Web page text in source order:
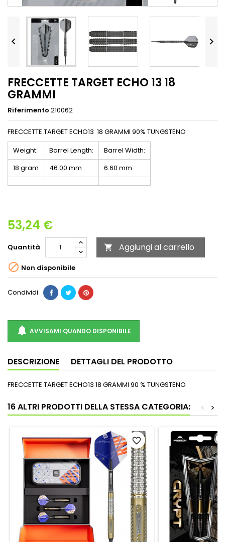
 
FRECCETTE TARGET ECHO 13 18
GRAMMI
Riferimento 210062
FRECCETTE TARGET ECHO13 18 GRAMMI 90% TUNGSTENO
Weight:
Barrel Length:
Barrel Width:
18 gram
46.00 mm 6.60 mm
53,24 €
Quantità  Aggiungi al carrello
 Non disponibile
Condividi
 AVVISAMI QUANDO DISPONIBILE
DESCRIZIONE DETTAGLI DEL PRODOTTO
FRECCETTE TARGET ECHO13 18 GRAMMI 90 % TUNGSTENO
16 ALTRI PRODOTTI DELLA STESSA CATEGORIA: >
<
favorite_border